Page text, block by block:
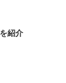
紹介